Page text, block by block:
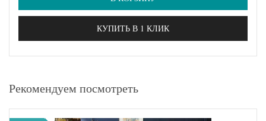
КУПИТЬ В 1 КЛИК
Рекомендуем посмотреть